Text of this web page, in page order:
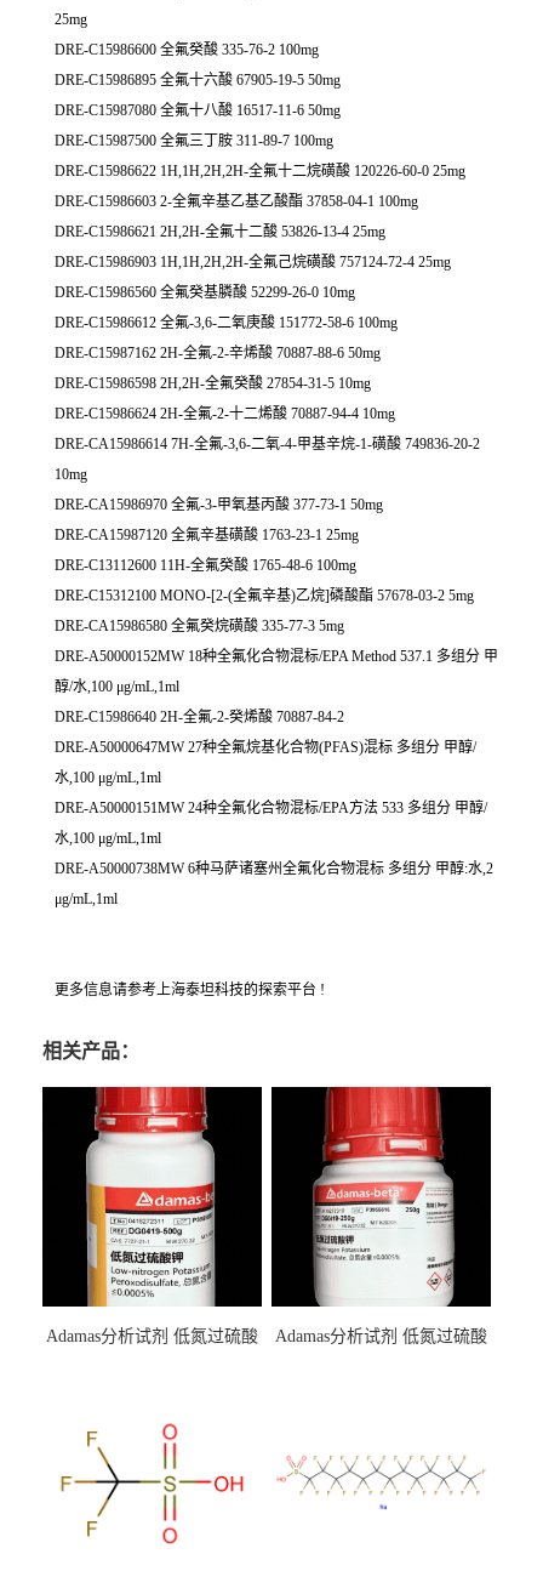
25mg
DRE-C15986600 全氟癸酸 335-76-2 100mg
DRE-C15986895 全氟十六酸 67905-19-5 50mg
DRE-C15987080 全氟十八酸 16517-11-6 50mg
DRE-C15987500 全氟三丁胺 311-89-7 100mg
DRE-C15986622 1H,1H,2H,2H-全氟十二烷磺酸 120226-60-0 25mg
DRE-C15986603 2-全氟辛基乙基乙酸酯 37858-04-1 100mg
DRE-C15986621 2H,2H-全氟十二酸 53826-13-4 25mg
DRE-C15986903 1H,1H,2H,2H-全氟己烷磺酸 757124-72-4 25mg
DRE-C15986560 全氟癸基膦酸 52299-26-0 10mg
DRE-C15986612 全氟-3,6-二氧庚酸 151772-58-6 100mg
DRE-C15987162 2H-全氟-2-辛烯酸 70887-88-6 50mg
DRE-C15986598 2H,2H-全氟癸酸 27854-31-5 10mg
DRE-C15986624 2H-全氟-2-十二烯酸 70887-94-4 10mg
DRE-CA15986614 7H-全氟-3,6-二氧-4-甲基辛烷-1-磺酸 749836-20-2
10mg
DRE-CA15986970 全氟-3-甲氧基丙酸 377-73-1 50mg
DRE-CA15987120 全氟辛基磺酸 1763-23-1 25mg
DRE-C13112600 11H-全氟癸酸 1765-48-6 100mg
DRE-C15312100 MONO-[2-(全氟辛基)乙烷]磷酸酯 57678-03-2 5mg
DRE-CA15986580 全氟癸烷磺酸 335-77-3 5mg
DRE-A50000152MW 18种全氟化合物混标/EPA Method 537.1 多组分 甲
醇/水,100 μg/mL,1ml
DRE-C15986640 2H-全氟-2-癸烯酸 70887-84-2
DRE-A50000647MW 27种全氟烷基化合物(PFAS)混标 多组分 甲醇/
水,100 μg/mL,1ml
DRE-A50000151MW 24种全氟化合物混标/EPA方法 533 多组分 甲醇/
水,100 μg/mL,1ml
DRE-A50000738MW 6种马萨诸塞州全氟化合物混标 多组分 甲醇:水,2
μg/mL,1ml
更多信息请参考上海泰坦科技的探索平台 !
相关产品：
Adamas分析试剂 低氮过硫酸
（泰坦现货供应）
Adamas分析试剂 低氮过硫酸